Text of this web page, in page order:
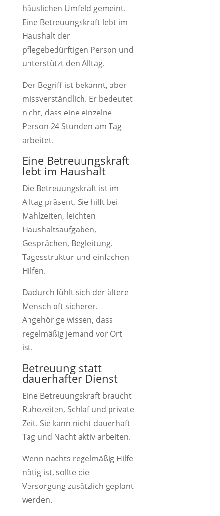
häuslichen Umfeld gemeint.
Eine Betreuungskraft lebt im
Haushalt der
pflegebedürftigen Person und
unterstützt den Alltag.
Der Begriff ist bekannt, aber
missverständlich. Er bedeutet
nicht, dass eine einzelne
Person 24 Stunden am Tag
arbeitet.
Eine Betreuungskraft
lebt im Haushalt
Die Betreuungskraft ist im
Alltag präsent. Sie hilft bei
Mahlzeiten, leichten
Haushaltsaufgaben,
Gesprächen, Begleitung,
Tagesstruktur und einfachen
Hilfen.
Dadurch fühlt sich der ältere
Mensch oft sicherer.
Angehörige wissen, dass
regelmäßig jemand vor Ort
ist.
Betreuung statt
dauerhafter Dienst
Eine Betreuungskraft braucht
Ruhezeiten, Schlaf und private
Zeit. Sie kann nicht dauerhaft
Tag und Nacht aktiv arbeiten.
Wenn nachts regelmäßig Hilfe
nötig ist, sollte die
Versorgung zusätzlich geplant
werden.